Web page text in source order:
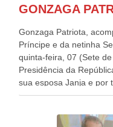
Gonzaga Patriota,
Príncipe e da netinha
quinta-feira, 07 (Sete
Presidência da
sua esposa Janja e por
estavam presentes,
outros desfiles, na